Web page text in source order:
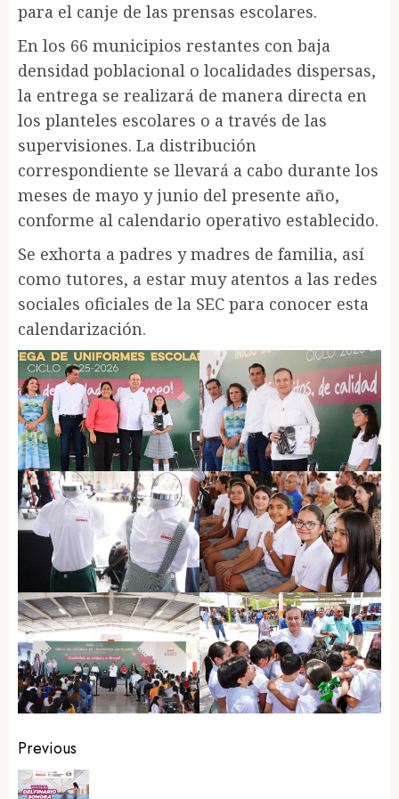
para el canje de las prensas escolares.
En los 66 municipios restantes con baja
densidad poblacional o localidades dispersas,
la entrega se realizará de manera directa en
los planteles escolares o a través de las
supervisiones. La distribución
correspondiente se llevará a cabo durante los
meses de mayo y junio del presente año,
conforme al calendario operativo establecido.
Se exhorta a padres y madres de familia, así
como tutores, a estar muy atentos a las redes
sociales oficiales de la SEC para conocer esta
calendarización.
Post
navigation
Previous